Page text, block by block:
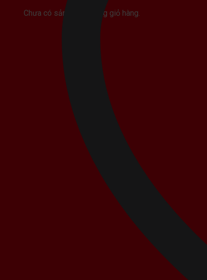
Chưa có sản phẩm trong giỏ hàng.